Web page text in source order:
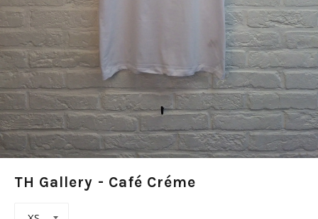
TH Gallery - Café Créme